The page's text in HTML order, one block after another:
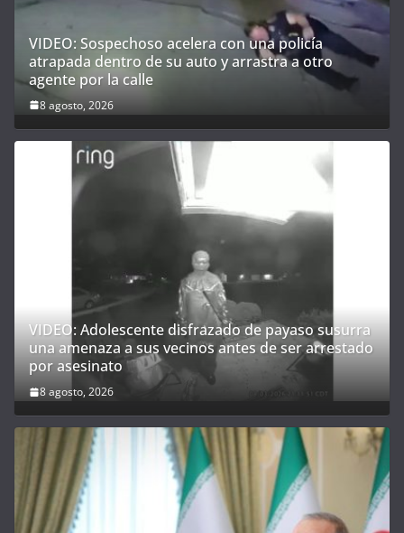
VIDEO: Sospechoso acelera con una policía
atrapada dentro de su auto y arrastra a otro
agente por la calle
8 agosto, 2026
VIDEO: Adolescente disfrazado de payaso susurra
una amenaza a sus vecinos antes de ser arrestado
por asesinato
8 agosto, 2026